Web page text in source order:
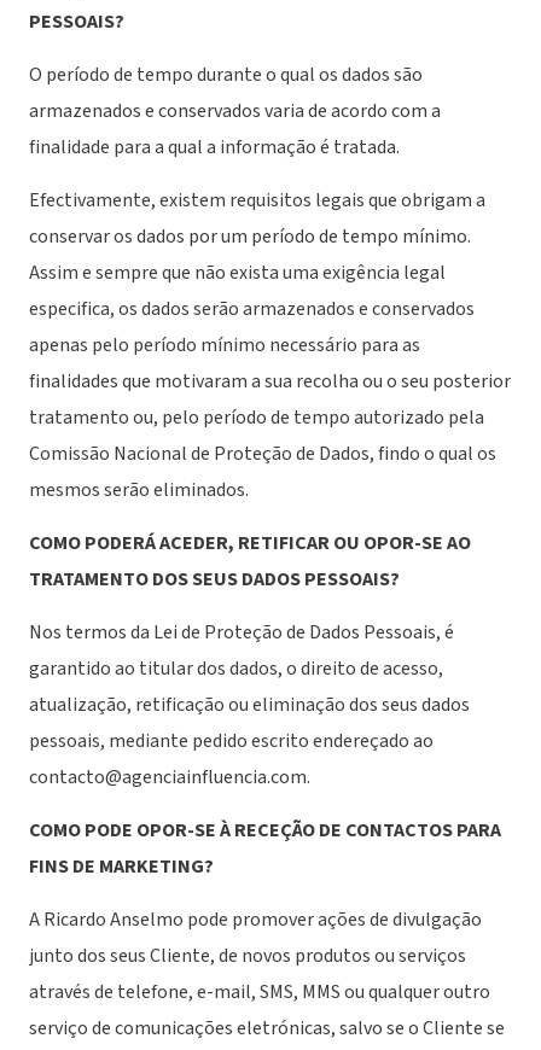
PESSOAIS?
O período de tempo durante o qual os dados são
armazenados e conservados varia de acordo com a
finalidade para a qual a informação é tratada.
Efectivamente, existem requisitos legais que obrigam a
conservar os dados por um período de tempo mínimo.
Assim e sempre que não exista uma exigência legal
especifica, os dados serão armazenados e conservados
apenas pelo período mínimo necessário para as
finalidades que motivaram a sua recolha ou o seu posterior
tratamento ou, pelo período de tempo autorizado pela
Comissão Nacional de Proteção de Dados, findo o qual os
mesmos serão eliminados.
COMO PODERÁ ACEDER, RETIFICAR OU OPOR-SE AO
TRATAMENTO DOS SEUS DADOS PESSOAIS?
Nos termos da Lei de Proteção de Dados Pessoais, é
garantido ao titular dos dados, o direito de acesso,
atualização, retificação ou eliminação dos seus dados
pessoais, mediante pedido escrito endereçado ao
contacto@agenciainfluencia.com.
COMO PODE OPOR-SE À RECEÇÃO DE CONTACTOS PARA
FINS DE MARKETING?
A Ricardo Anselmo pode promover ações de divulgação
junto dos seus Cliente, de novos produtos ou serviços
através de telefone, e-mail, SMS, MMS ou qualquer outro
serviço de comunicações eletrónicas, salvo se o Cliente se